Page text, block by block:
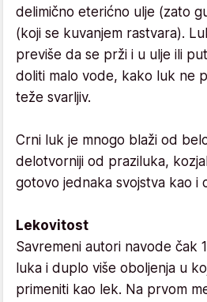
delimično eterićno ulje (zato
(koji se kuvanjem rastvara).
previše da se prži i u ulje ili
doliti malo vode, kako luk ne
teže svarljiv.
Crni luk je mnogo blaži od
delotvorniji od praziluka,
gotovo jednaka svojstva kao i
Lekovitost
Savremeni autori navode čak
luka i duplo više oboljenja u
primeniti kao lek. Na prvom